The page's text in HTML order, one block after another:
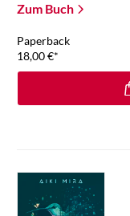
Zum Buch
Paperback
18,00€*